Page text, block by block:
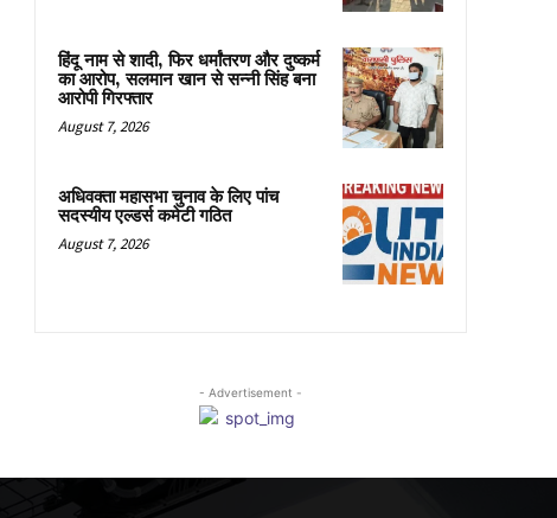
हिंदू नाम से शादी, फिर धर्मांतरण और दुष्कर्म
का आरोप, सलमान खान से सन्नी सिंह बना
आरोपी गिरफ्तार
August 7, 2026
अधिवक्ता महासभा चुनाव के लिए पांच
सदस्यीय एल्डर्स कमेटी गठित
August 7, 2026
- Advertisement -